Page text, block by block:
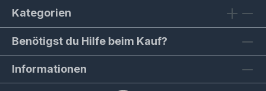
Kategorien
Benötigst du Hilfe beim Kauf?
Informationen